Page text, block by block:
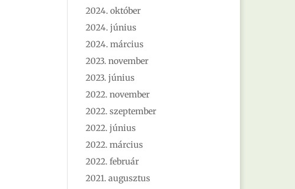
2024. október
2024. június
2024. március
2023. november
2023. június
2022. november
2022. szeptember
2022. június
2022. március
2022. február
2021. augusztus